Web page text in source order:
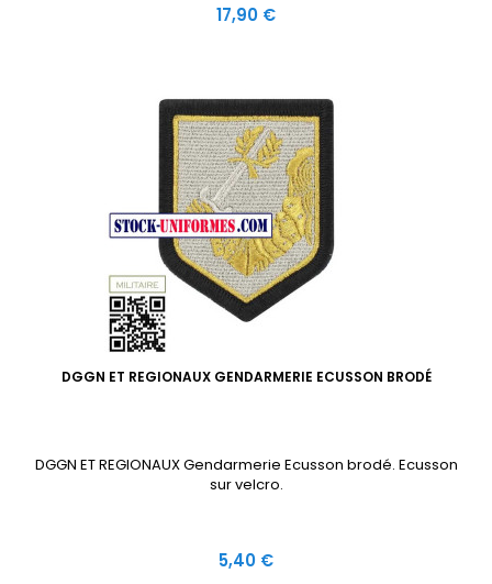
Prix
17,90 €
DGGN ET REGIONAUX GENDARMERIE ECUSSON BRODÉ
DGGN ET REGIONAUX Gendarmerie Ecusson brodé. Ecusson
sur velcro.
Prix
5,40 €